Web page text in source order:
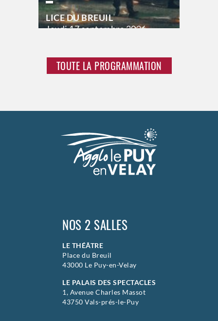
LICE DU BREUIL
Jeudi17 septembre 2026
23h00
Samedi19 septembre 2026
TOUTE LA PROGRAMMATION
NOS 2 SALLES
LE THÉÂTRE
Place du Breuil
43000 Le Puy-en-Velay
LE PALAIS DES SPECTACLES
1, Avenue Charles Massot
43750 Vals-prés-le-Puy